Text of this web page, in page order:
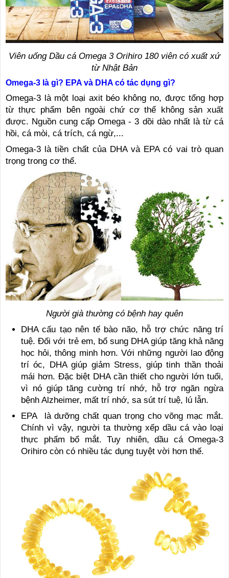
Viên uống Dầu cá Omega 3 Orihiro 180 viên có xuất xứ
từ Nhật Bản
Omega-3 là gì? EPA và DHA có tác dụng gì?
Omega-3 là một loại axit béo không no, được tổng hợp
từ thực phẩm bên ngoài chứ cơ thể không sản xuất
được. Nguồn cung cấp Omega - 3 dồi dào nhất là từ cá
hồi, cá mòi, cá trích, cá ngừ,...
Omega-3 là tiền chất của DHA và EPA có vai trò quan
trọng trong cơ thể.
Người già thường có bệnh hay quên
DHA cấu tạo nên tế bào não, hỗ trợ chức năng trí
tuệ. Đối với trẻ em, bổ sung DHA giúp tăng khả năng
học hỏi, thông minh hơn. Với những người lao động
trí óc, DHA giúp giảm Stress, giúp tinh thần thoải
mái hơn. Đặc biệt DHA cần thiết cho người lớn tuổi,
vì nó giúp tăng cường trí nhớ, hỗ trợ ngăn ngừa
bệnh Alzheimer, mất trí nhớ, sa sút trí tuệ, lú lẫn.
EPA là dưỡng chất quan trọng cho võng mạc mắt.
Chính vì vậy, người ta thường xếp dầu cá vào loại
thực phẩm bổ mắt. Tuy nhiên, dầu cá Omega-3
Orihiro còn có nhiều tác dụng tuyệt vời hơn thế.